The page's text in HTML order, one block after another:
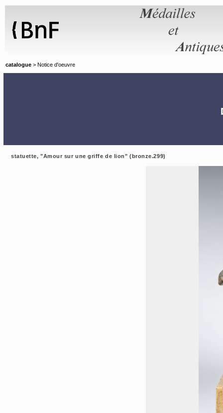
catalogue > Notice d'oeuvre
statuette, "Amour sur une griffe de lion" (bronze.299)